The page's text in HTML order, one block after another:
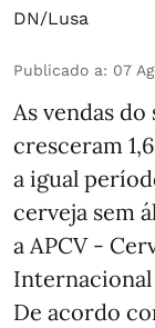
DN/Lusa
Publicado a: 07
As vendas
cresceram
a igual
cerveja sem
a APCV -
Internacional
De acordo